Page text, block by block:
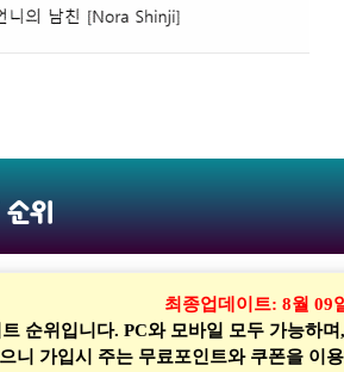
위
최종업데이트: 8월 09
순위입니다. PC와 모바일 모두 가능하며
니 가입시 주는 무료포인트와 쿠폰을 이